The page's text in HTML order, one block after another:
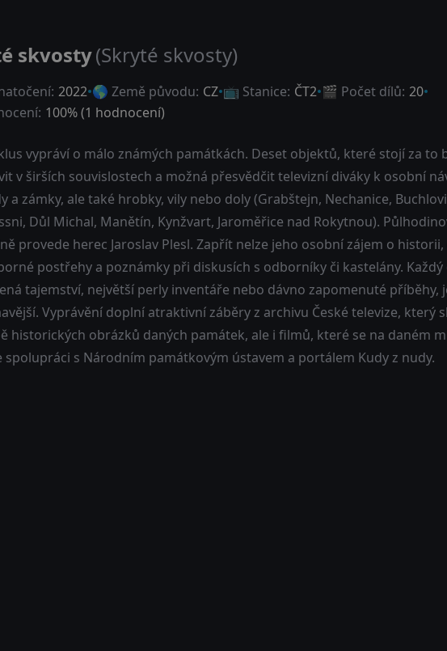
skvosty(Skryté skvosty)
2022 🌎 Země původu: CZ 📺 Stanice: ČT2 🎬 Počet dílů: 20
100% (1 hodnocení)
vypráví o málo známých památkách. Deset objektů, které stojí za to
v širších souvislostech a možná přesvědčit televizní diváky k osobní
a zámky, ale také hrobky, vily nebo doly (Grabštejn, Nechanice,
Důl Michal, Manětín, Kynžvart, Jaroměřice nad Rokytnou).
provede herec Jaroslav Plesl. Zapřít nelze jeho osobní zájem o
postřehy a poznámky při diskusích s odborníky či kastelány.
tajemství, největší perly inventáře nebo dávno zapomenuté příběhy,
Vyprávění doplní atraktivní záběry z archivu České televize, který
historických obrázků daných památek, ale i filmů, které se na daném
spolupráci s Národním památkovým ústavem a portálem Kudy z nudy.